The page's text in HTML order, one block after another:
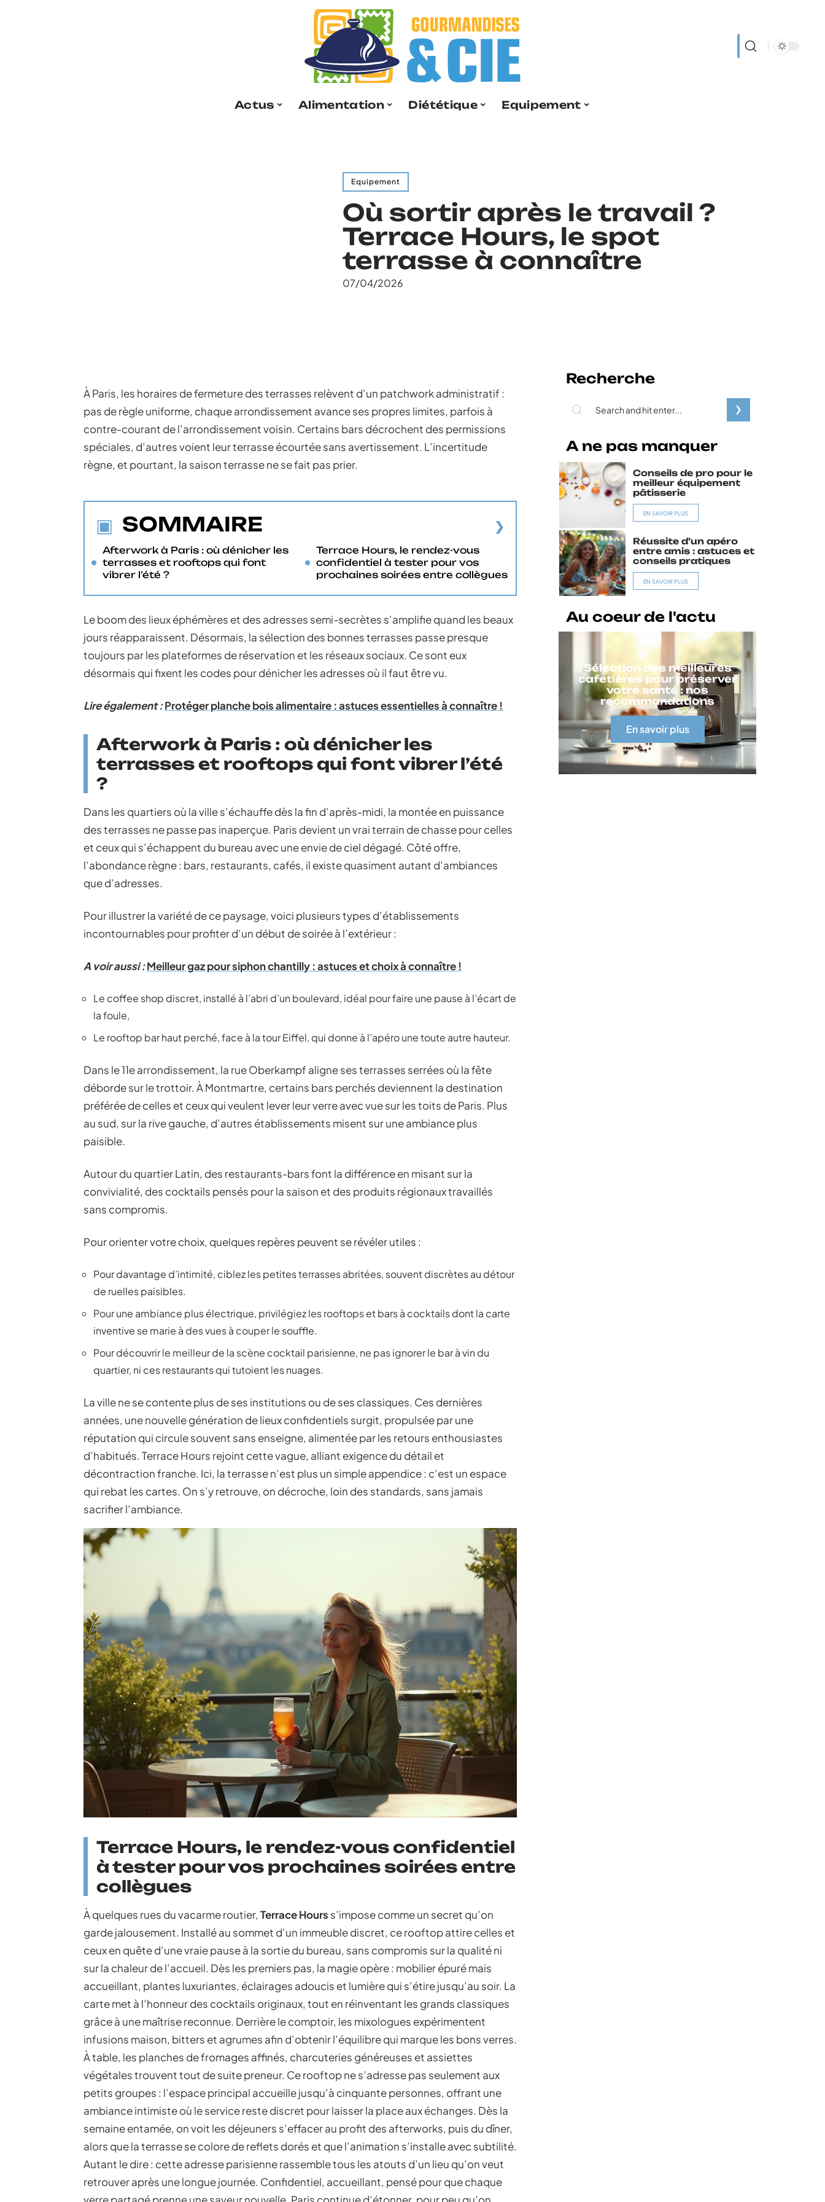
Actus Alimentation Diététique Equipement
Equipement
Où sortir après le travail ?
Terrace Hours, le spot
terrasse à connaître
07/04/2026
À Paris, les horaires de fermeture des terrasses relèvent d’un patchwork administratif :
pas de règle uniforme, chaque arrondissement avance ses propres limites, parfois à
contre-courant de l’arrondissement voisin. Certains bars décrochent des permissions
spéciales, d’autres voient leur terrasse écourtée sans avertissement. L’incertitude
règne, et pourtant, la saison terrasse ne se fait pas prier.
SOMMAIRE
Afterwork à Paris : où dénicher les
terrasses et rooftops qui font
vibrer l’été ?
Terrace Hours, le rendez-vous
confidentiel à tester pour vos
prochaines soirées entre collègues
Le boom des lieux éphémères et des adresses semi-secrètes s’amplifie quand les beaux
jours réapparaissent. Désormais, la sélection des bonnes terrasses passe presque
toujours par les plateformes de réservation et les réseaux sociaux. Ce sont eux
désormais qui fixent les codes pour dénicher les adresses où il faut être vu.
Lire également :Protéger planche bois alimentaire : astuces essentielles à connaître !
Afterwork à Paris : où dénicher les
terrasses et rooftops qui font vibrer l’été
?
Dans les quartiers où la ville s’échauffe dès la fin d’après-midi, la montée en puissance
des terrasses ne passe pas inaperçue. Paris devient un vrai terrain de chasse pour celles
et ceux qui s’échappent du bureau avec une envie de ciel dégagé. Côté offre,
l’abondance règne : bars, restaurants, cafés, il existe quasiment autant d’ambiances
que d’adresses.
Pour illustrer la variété de ce paysage, voici plusieurs types d’établissements
incontournables pour profiter d’un début de soirée à l’extérieur :
A voir aussi :Meilleur gaz pour siphon chantilly : astuces et choix à connaître !
Le coffee shop discret, installé à l’abri d’un boulevard, idéal pour faire une pause à l’écart de
la foule,
Le rooftop bar haut perché, face à la tour Eiffel, qui donne à l’apéro une toute autre hauteur.
Dans le 11e arrondissement, la rue Oberkampf aligne ses terrasses serrées où la fête
déborde sur le trottoir. À Montmartre, certains bars perchés deviennent la destination
préférée de celles et ceux qui veulent lever leur verre avec vue sur les toits de Paris. Plus
au sud, sur la rive gauche, d’autres établissements misent sur une ambiance plus
paisible.
Autour du quartier Latin, des restaurants-bars font la différence en misant sur la
convivialité, des cocktails pensés pour la saison et des produits régionaux travaillés
sans compromis.
Pour orienter votre choix, quelques repères peuvent se révéler utiles :
Pour davantage d’intimité, ciblez les petites terrasses abritées, souvent discrètes au détour
de ruelles paisibles.
Pour une ambiance plus électrique, privilégiez les rooftops et bars à cocktails dont la carte
inventive se marie à des vues à couper le souffle.
Pour découvrir le meilleur de la scène cocktail parisienne, ne pas ignorer le bar à vin du
quartier, ni ces restaurants qui tutoient les nuages.
La ville ne se contente plus de ses institutions ou de ses classiques. Ces dernières
années, une nouvelle génération de lieux confidentiels surgit, propulsée par une
réputation qui circule souvent sans enseigne, alimentée par les retours enthousiastes
d’habitués. Terrace Hours rejoint cette vague, alliant exigence du détail et
décontraction franche. Ici, la terrasse n’est plus un simple appendice : c’est un espace
qui rebat les cartes. On s’y retrouve, on décroche, loin des standards, sans jamais
sacrifier l’ambiance.
Terrace Hours, le rendez-vous confidentiel
à tester pour vos prochaines soirées entre
collègues
À quelques rues du vacarme routier, Terrace Hours s’impose comme un secret qu’on
garde jalousement. Installé au sommet d’un immeuble discret, ce rooftop attire celles et
ceux en quête d’une vraie pause à la sortie du bureau, sans compromis sur la qualité ni
sur la chaleur de l’accueil. Dès les premiers pas, la magie opère : mobilier épuré mais
accueillant, plantes luxuriantes, éclairages adoucis et lumière qui s’étire jusqu’au soir. La
carte met à l’honneur des cocktails originaux, tout en réinventant les grands classiques
grâce à une maîtrise reconnue. Derrière le comptoir, les mixologues expérimentent
infusions maison, bitters et agrumes afin d’obtenir l’équilibre qui marque les bons verres.
À table, les planches de fromages affinés, charcuteries généreuses et assiettes
végétales trouvent tout de suite preneur. Ce rooftop ne s’adresse pas seulement aux
petits groupes : l’espace principal accueille jusqu’à cinquante personnes, offrant une
ambiance intimiste où le service reste discret pour laisser la place aux échanges. Dès la
semaine entamée, on voit les déjeuners s’effacer au profit des afterworks, puis du dîner,
alors que la terrasse se colore de reflets dorés et que l’animation s’installe avec subtilité.
Autant le dire : cette adresse parisienne rassemble tous les atouts d’un lieu qu’on veut
retrouver après une longue journée. Confidentiel, accueillant, pensé pour que chaque
Recherche
A ne pas manquer
Conseils de pro pour le
meilleur équipement
pâtisserie
EN SAVOIR PLUS
Réussite d’un apéro
entre amis : astuces et
conseils pratiques
EN SAVOIR PLUS
Au coeur de l'actu
Sélection des meilleures
cafetières pour préserver
votre santé : nos
recommandations
En savoir plus